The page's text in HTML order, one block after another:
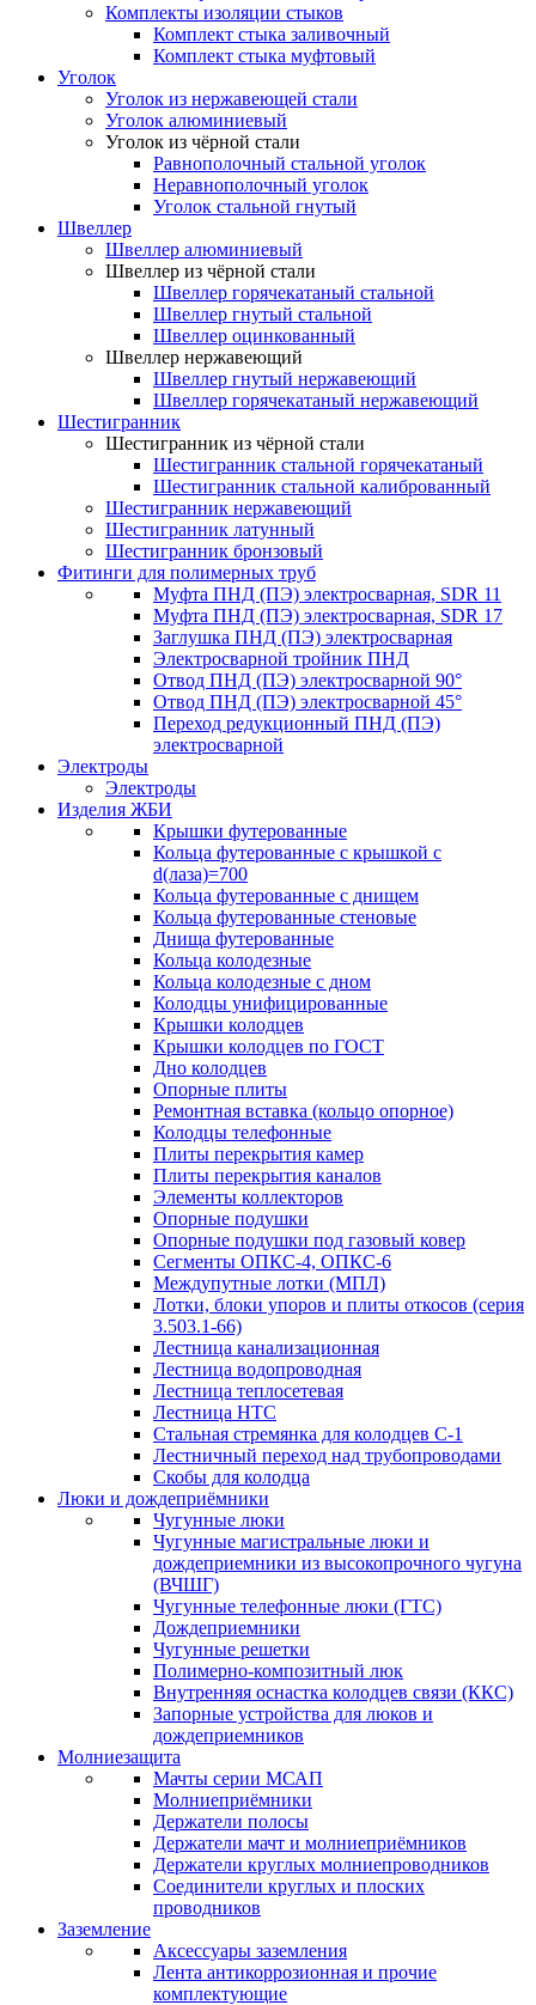
Комплекты изоляции стыков
Комплект стыка заливочный
Комплект стыка муфтовый
Уголок
Уголок из нержавеющей стали
Уголок алюминиевый
Уголок из чёрной стали
Равнополочный стальной уголок
Неравнополочный уголок
Уголок стальной гнутый
Швеллер
Швеллер алюминиевый
Швеллер из чёрной стали
Швеллер горячекатаный стальной
Швеллер гнутый стальной
Швеллер оцинкованный
Швеллер нержавеющий
Швеллер гнутый нержавеющий
Швеллер горячекатаный нержавеющий
Шестигранник
Шестигранник из чёрной стали
Шестигранник стальной горячекатаный
Шестигранник стальной калиброванный
Шестигранник нержавеющий
Шестигранник латунный
Шестигранник бронзовый
Фитинги для полимерных труб
Муфта ПНД (ПЭ) электросварная, SDR 11
Муфта ПНД (ПЭ) электросварная, SDR 17
Заглушка ПНД (ПЭ) электросварная
Электросварной тройник ПНД
Отвод ПНД (ПЭ) электросварной 90°
Отвод ПНД (ПЭ) электросварной 45°
Переход редукционный ПНД (ПЭ)
электросварной
Электроды
Электроды
Изделия ЖБИ
Крышки футерованные
Кольца футерованные с крышкой с
d(лаза)=700
Кольца футерованные с днищем
Кольца футерованные стеновые
Днища футерованные
Кольца колодезные
Кольца колодезные с дном
Колодцы унифицированные
Крышки колодцев
Крышки колодцев по ГОСТ
Дно колодцев
Опорные плиты
Ремонтная вставка (кольцо опорное)
Колодцы телефонные
Плиты перекрытия камер
Плиты перекрытия каналов
Элементы коллекторов
Опорные подушки
Опорные подушки под газовый ковер
Сегменты ОПКС-4, ОПКС-6
Междупутные лотки (МПЛ)
Лотки, блоки упоров и плиты откосов (серия
3.503.1-66)
Лестница канализационная
Лестница водопроводная
Лестница теплосетевая
Лестница НТС
Стальная стремянка для колодцев С-1
Лестничный переход над трубопроводами
Скобы для колодца
Люки и дождеприёмники
Чугунные люки
Чугунные магистральные люки и
дождеприемники из высокопрочного чугуна
(ВЧШГ)
Чугунные телефонные люки (ГТС)
Дождеприемники
Чугунные решетки
Полимерно-композитный люк
Внутренняя оснастка колодцев связи (ККС)
Запорные устройства для люков и
дождеприемников
Молниезащита
Мачты серии МСАП
Молниеприёмники
Держатели полосы
Держатели мачт и молниеприёмников
Держатели круглых молниепроводников
Cоединители круглых и плоских
проводников
Заземление
Аксессуары заземления
Лента антикоррозионная и прочие
комплектующие